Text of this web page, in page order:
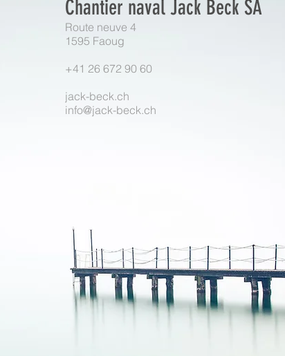
Chantier naval Jack Beck SA
Route neuve 4
1595 Faoug
+41 26 672 90 60
jack-beck.ch
info@jack-beck.ch